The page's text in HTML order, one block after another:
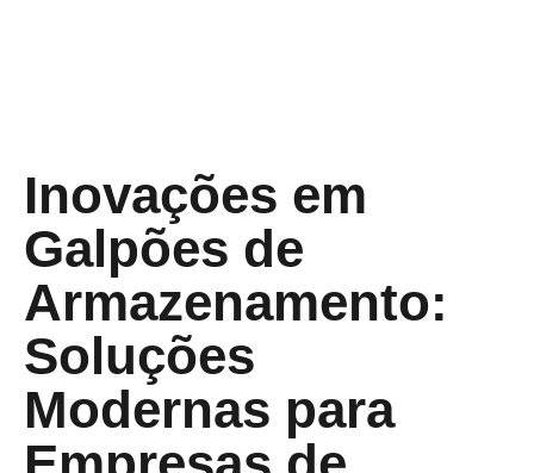
Inovações em
Galpões de
Armazenamento:
Soluções
Modernas para